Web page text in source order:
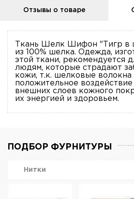
Отзывы о товаре
Ткань Шелк Шифон "Тигр в
из 100% шелка. Одежда,
этой ткани, рекомендуется
людям, которые страдают
кожи, т.к. шелковые волокна
положительное воздействие
внешних слоев кожного
их энергией и здоровьем.
ПОДБОР ФУРНИТУРЫ
Нитки